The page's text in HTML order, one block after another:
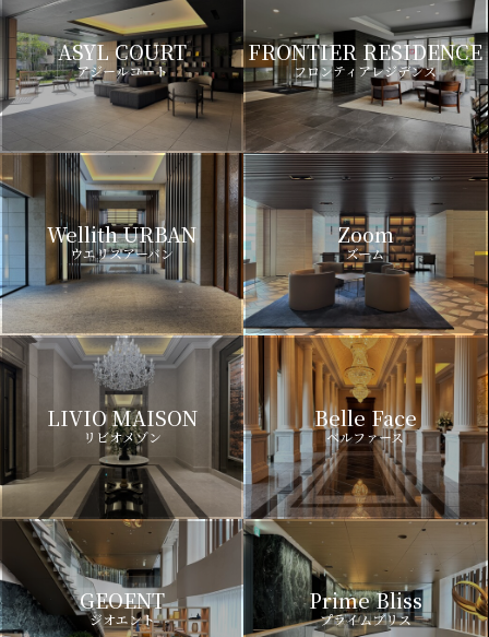
ASYL COURT
アジールコート
FRONTIER RESIDENCE
フロンティアレジデンス
Wellith URBAN
ウエリスアーバン
Zoom
ズーム
LIVIO MAISON
リビオメゾン
Belle Face
ベルファース
GEOENT
ジオエント
Prime Bliss
プライムブリス